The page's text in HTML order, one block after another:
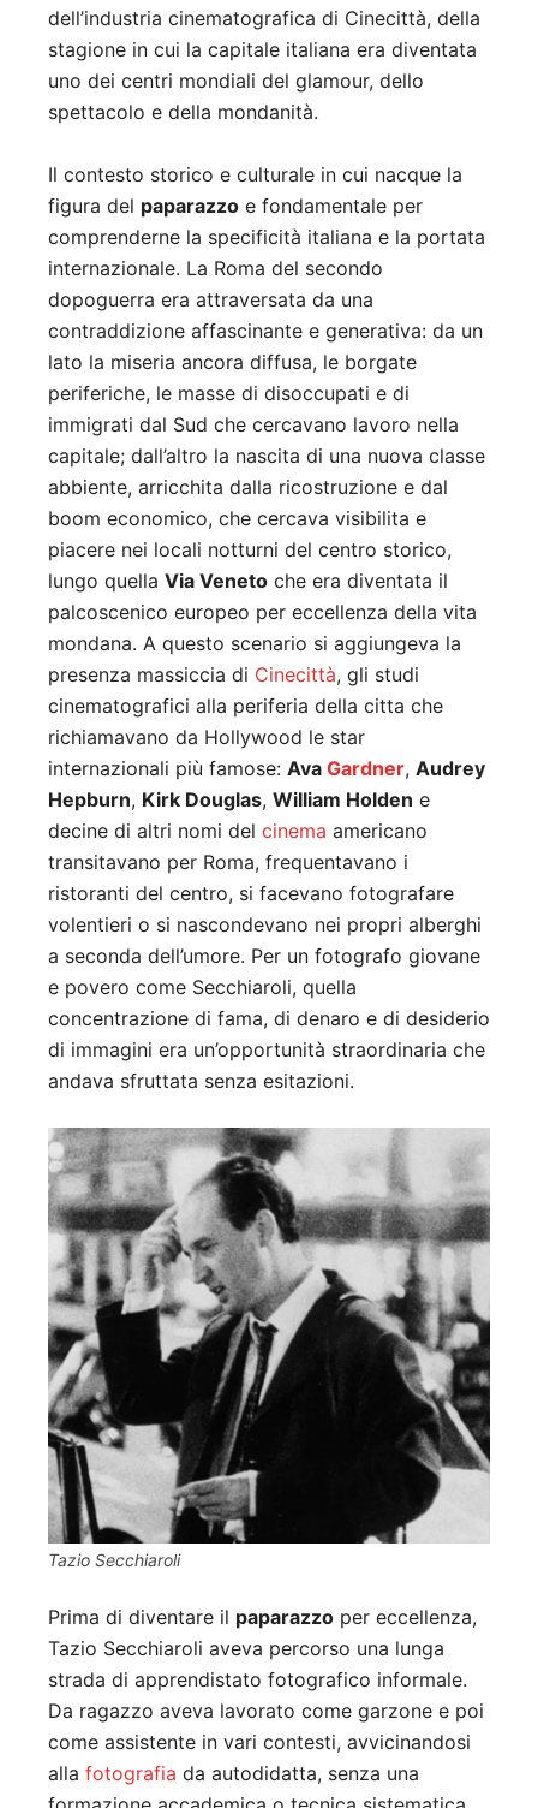
dell’industria cinematografica di Cinecittà, della
stagione in cui la capitale italiana era diventata
uno dei centri mondiali del glamour, dello
spettacolo e della mondanità.
Il contesto storico e culturale in cui nacque la
figura del paparazzo e fondamentale per
comprenderne la specificità italiana e la portata
internazionale. La Roma del secondo
dopoguerra era attraversata da una
contraddizione affascinante e generativa: da un
lato la miseria ancora diffusa, le borgate
periferiche, le masse di disoccupati e di
immigrati dal Sud che cercavano lavoro nella
capitale; dall’altro la nascita di una nuova classe
abbiente, arricchita dalla ricostruzione e dal
boom economico, che cercava visibilita e
piacere nei locali notturni del centro storico,
lungo quella Via Veneto che era diventata il
palcoscenico europeo per eccellenza della vita
mondana. A questo scenario si aggiungeva la
presenza massiccia di Cinecittà, gli studi
cinematografici alla periferia della citta che
richiamavano da Hollywood le star
internazionali più famose: Ava Gardner, Audrey
Hepburn, Kirk Douglas, William Holden e
decine di altri nomi del cinema americano
transitavano per Roma, frequentavano i
ristoranti del centro, si facevano fotografare
volentieri o si nascondevano nei propri alberghi
a seconda dell’umore. Per un fotografo giovane
e povero come Secchiaroli, quella
concentrazione di fama, di denaro e di desiderio
di immagini era un’opportunità straordinaria che
andava sfruttata senza esitazioni.
Tazio Secchiaroli
Prima di diventare il paparazzo per eccellenza,
Tazio Secchiaroli aveva percorso una lunga
strada di apprendistato fotografico informale.
Da ragazzo aveva lavorato come garzone e poi
come assistente in vari contesti, avvicinandosi
alla fotografia da autodidatta, senza una